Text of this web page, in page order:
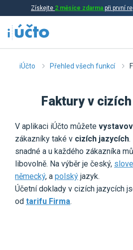
Získejte 2 měsíce zdarma při první
Aplikace
Daňová evidence
Fakturace
Přehled funkcí
Online
Online
Ceník
Účetní služby
iÚčto Přehled všech funkcí
Faktury v
V aplikaci iÚčto můžete
zákazníky také v cizích jazycích.
snadné a u každého zákazníka
libovolně. Na výběr je český,
německý, a polský jazyk.
Účetní doklady v cizích jazycích
od tarifu Firma.